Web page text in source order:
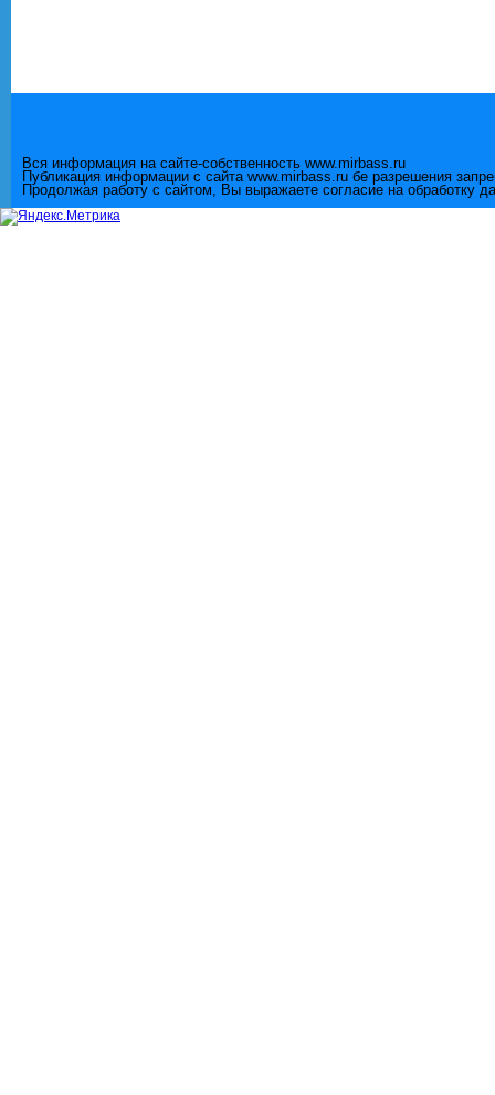
Вся информация на сайте-собственность www.mirbass.ru
Публикация информации с сайта www.mirbass.ru бе разрешения
Продолжая работу с сайтом, Вы выражаете согласие на обработку